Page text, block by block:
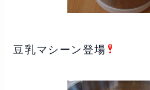
豆乳マシーン登場